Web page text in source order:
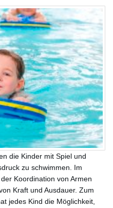
die Kinder mit Spiel und
zu schwimmen. Im
Koordination von Armen
Kraft und Ausdauer. Zum
jedes Kind die Möglichkeit,